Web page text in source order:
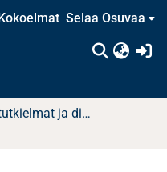
Selaa Osuvaa
Pro gradu -tutkielmat ja diplomityöt